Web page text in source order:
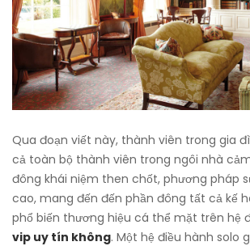
Qua đoạn viết này, thành viên trong gia
cả toàn bộ thành viên trong ngôi nhà
đông khái niệm then chốt, phương pháp
cao, mang đến đến phần đông tất cả kế
phổ biến thương hiệu cá thể mặt trên hệ
vip uy tín không. Một hệ điều hành solo